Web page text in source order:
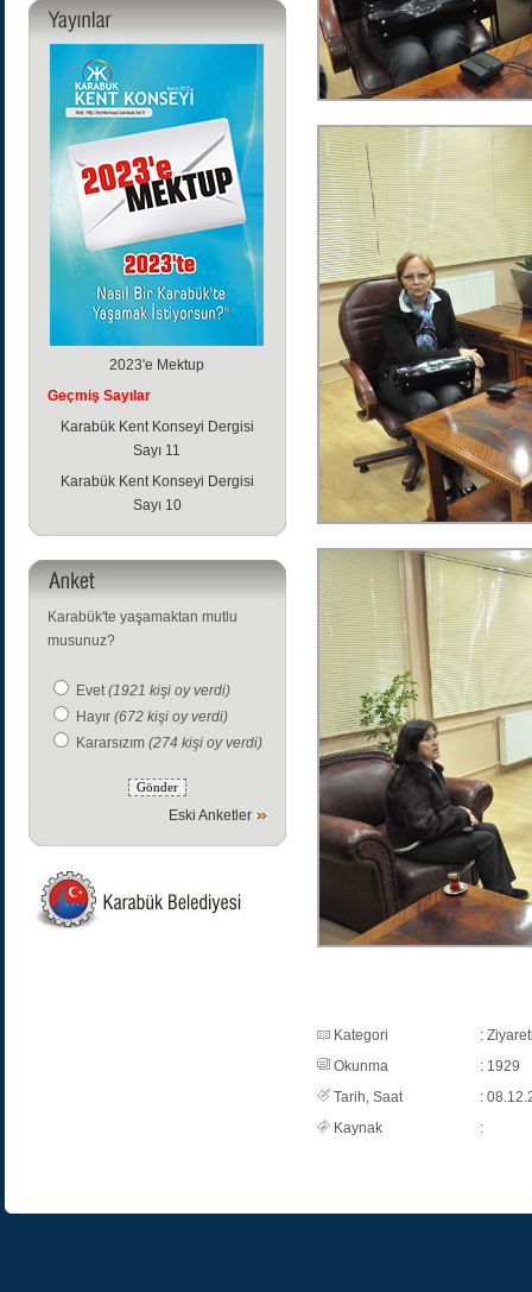
2023'e Mektup
Geçmiş Sayılar
Karabük Kent Konseyi Dergisi
Sayı 11
Karabük Kent Konseyi Dergisi
Sayı 10
Karabük'te yaşamaktan mutlu
musunuz?
Evet(1921 kişi oy verdi)
Hayır (672 kişi oy verdi)
Kararsızım (274 kişi oy verdi)
Eski Anketler
Kategori
:
Okunma
: 1929
Tarih, Saat
:
Kaynak
: